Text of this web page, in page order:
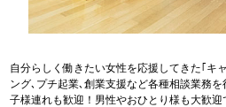
自分らしく働きたい女性を応援してきた｢キ
ング､プチ起業､創業支援など各種相談業務
子様連れも歓迎！男性やおひとり様も大歓